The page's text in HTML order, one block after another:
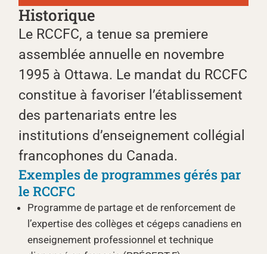
Historique
Le RCCFC, a tenue sa premiere
assemblée annuelle en novembre
1995 à Ottawa. Le mandat du RCCFC
constitue à favoriser l’établissement
des partenariats entre les
institutions d’enseignement collégial
francophones du Canada.
Exemples de programmes gérés par
le RCCFC
Programme de partage et de renforcement de
l’expertise des collèges et cégeps canadiens en
enseignement professionnel et technique